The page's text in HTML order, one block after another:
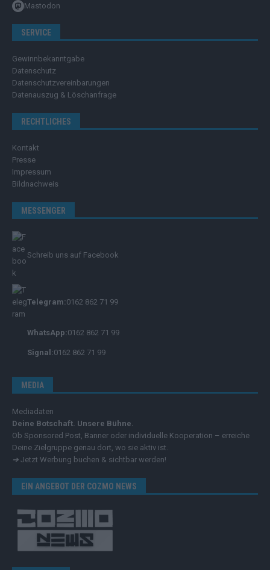
Mastodon
SERVICE
Gewinnbekanntgabe
Datenschutz
Datenschutzvereinbarungen
Datenauszug & Löschanfrage
RECHTLICHES
Kontakt
Presse
Impressum
Bildnachweis
MESSENGER
Schreib uns auf Facebook
Telegram:0162 862 71 99
WhatsApp:0162 862 71 99
Signal:0162 862 71 99
MEDIA
Mediadaten
Deine Botschaft. Unsere Bühne.
Ob Sponsored Post, Banner oder individuelle Kooperation – erreiche
Deine Zielgruppe genau dort, wo sie aktiv ist.
➔ Jetzt Werbung buchen & sichtbar werden!
EIN ANGEBOT DER COZMO NEWS